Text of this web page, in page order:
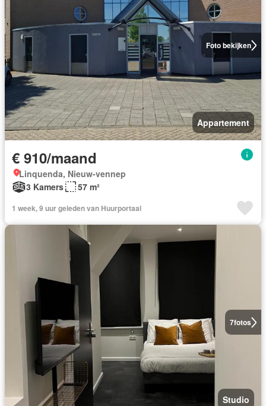
Foto bekijken
Appartement
€ 910/maand
Linquenda, Nieuw-vennep
3 Kamers
57 m²
1 week, 9 uur geleden van Huurportaal
7fotos
Studio